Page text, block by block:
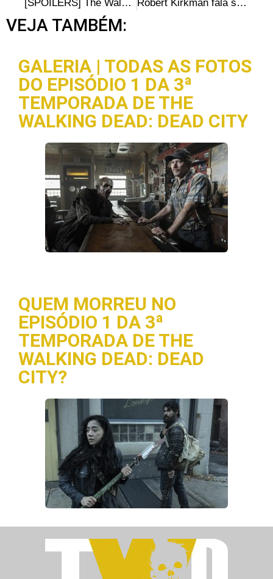
[SPOILERS] The Walking Dead 119 – Discussão Robert Kirkman fala sobre Bob Stookey e Rosita Espinoza na 4ª Temporada
VEJA TAMBÉM:
GALERIA | TODAS AS FOTOS
DO EPISÓDIO 1 DA 3ª
TEMPORADA DE THE
WALKING DEAD: DEAD CITY
QUEM MORREU NO
EPISÓDIO 1 DA 3ª
TEMPORADA DE THE
WALKING DEAD: DEAD
CITY?